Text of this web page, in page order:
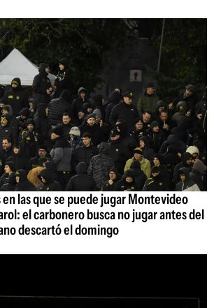
en las que se puede jugar Montevideo
el carbonero busca no jugar antes del
descartó el domingo